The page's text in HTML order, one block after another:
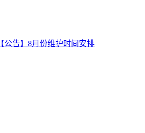
【公告】8月份维护时间安排